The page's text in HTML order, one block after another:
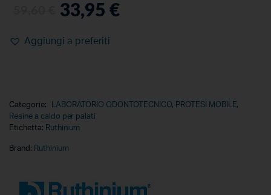
33,95 €
Aggiungi a preferiti
Categorie: LABORATORIO ODONTOTECNICO, PROTESI MOBILE,
Resine a caldo per palati
Etichetta: Ruthinium
Brand: Ruthinium